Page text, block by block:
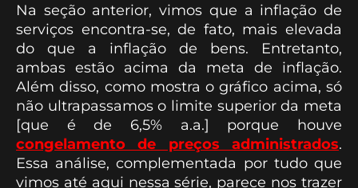
Na seção anterior, vimos que a inflação de
serviços encontra-se, de fato, mais elevada
do que a inflação de bens. Entretanto,
ambas estão acima da meta de inflação.
Além disso, como mostra o gráfico acima, só
não ultrapassamos o limite superior da meta
[que é de 6,5% a.a.] porque houve
congelamento de preços administrados.
Essa análise, complementada por tudo que
vimos até aqui nessa série, parece nos trazer